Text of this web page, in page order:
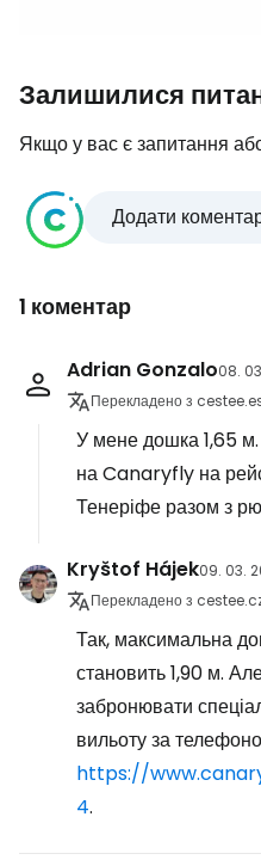
Залишилися
Якщо у вас є запитання
Додати
1 коментар
Adrian Gonzalo08.
Перекладено з
У мене дошка 1,65
на Canaryfly на
Тенеріфе разом з
Kryštof Hájek09. 03.
Перекладено з
Так, максимальна
становить 1,90 м.
забронювати
вильоту за
https://
4.